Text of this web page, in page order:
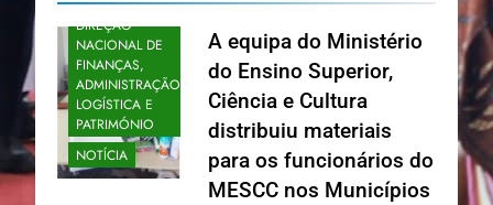
DIREÇÃO
NACIONAL DE
FINANÇAS,
ADMINISTRAÇÃO,
LOGÍSTICA E
PATRIMÓNIO
NOTÍCIA
A equipa do Ministério
do Ensino Superior,
Ciência e Cultura
distribuiu materiais
para os funcionários do
MESCC nos Municípios